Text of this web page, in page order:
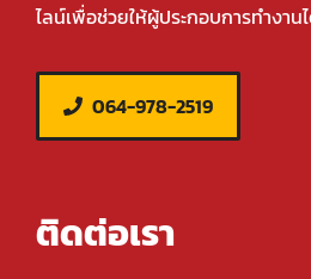
ไลน์เพื่อช่วยให้ผู้ประกอบการทำงาน
064-978-2519
ติดต่อเรา